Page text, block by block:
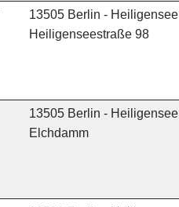
13505 Berlin - Heiligensee
Heiligenseestraße 98
13505 Berlin - Heiligensee
Elchdamm